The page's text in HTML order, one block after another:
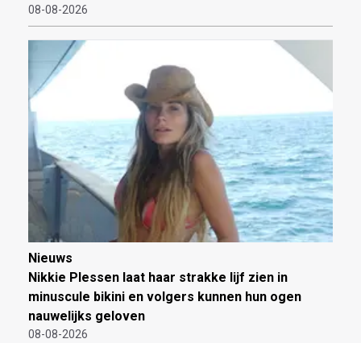
08-08-2026
Nieuws
Nikkie Plessen laat haar strakke lijf zien in
minuscule bikini en volgers kunnen hun ogen
nauwelijks geloven
08-08-2026